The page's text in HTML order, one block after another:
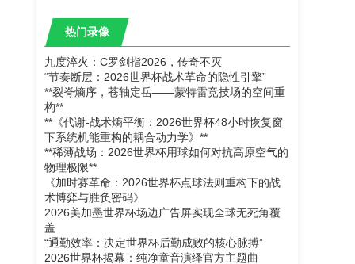
热门录像
九度淬火：C罗剑指2026，传奇不灭
“节奏断层：2026世界杯战术革命的隐性引擎”
**裂脊熵序，苍轴定岳——蒙特雷竞技场的空间重
构**
**《代谢-战术熵平衡：2026世界杯48小时恢复窗
下系统机能重构的耦合动力学》**
**稀薄战场：2026世界杯用球如何对抗高原空气的
物理极限**
《加时赛革命：2026世界杯点球法则重构下的战
术博弈与胜负密码》
2026美加墨世界杯场边广告屏实现全球无死角覆
盖
“通勤效率：决定世界杯后勤成败的核心脉搏”
2026世界杯揭幕：纯净童音演绎官方主题曲